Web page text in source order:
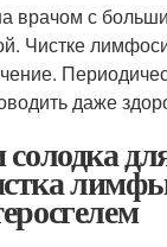
врачом с
Чистке
даже
солодка